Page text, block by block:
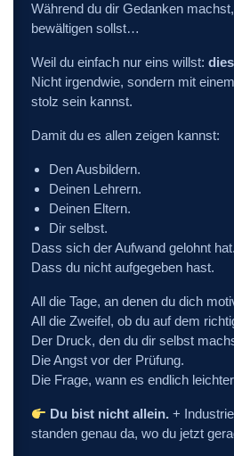
Während du dir Gedanken
bewältigen sollst…
Weil du einfach nur eins willst:
Nicht irgendwie, sondern mit
stolz sein kannst.
Damit du es allen zeigen kannst:
Den Ausbildern.
Deinen Lehrern.
Deinen Eltern.
Dir selbst.
Dass sich der Aufwand gelohnt hat.
Dass du nicht aufgegeben hast.
All die Tage, an denen du dich
All die Zweifel, ob du auf dem
Der Druck, den du dir selbst
Die Angst vor der Prüfung.
Die Frage, wann es endlich
Du bist nicht allein. +
standen genau da, wo du jetzt